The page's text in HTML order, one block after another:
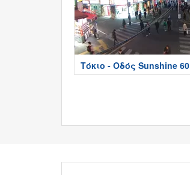
Τόκιο - Οδός Sunshine 60